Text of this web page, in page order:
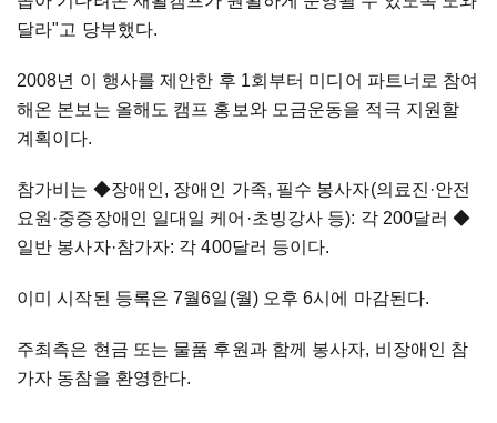
달라"고 당부했다.
2008년 이 행사를 제안한 후 1회부터 미디어 파트너로 참여
해온 본보는 올해도 캠프 홍보와 모금운동을 적극 지원할
계획이다.
참가비는 ◆장애인, 장애인 가족, 필수 봉사자(의료진·안전
요원·중증장애인 일대일 케어·초빙강사 등): 각 200달러 ◆
일반 봉사자·참가자: 각 400달러 등이다.
이미 시작된 등록은 7월6일(월) 오후 6시에 마감된다.
주최측은 현금 또는 물품 후원과 함께 봉사자, 비장애인 참
가자 동참을 환영한다.